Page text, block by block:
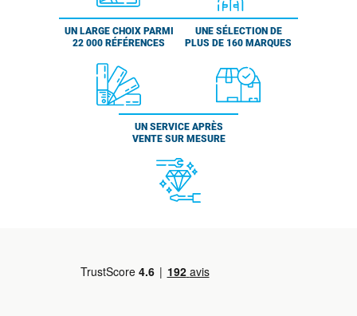
UN LARGE CHOIX PARMI
22 000 RÉFÉRENCES
UNE SÉLECTION DE
PLUS DE 160 MARQUES
UN SERVICE APRÈS
VENTE SUR MESURE